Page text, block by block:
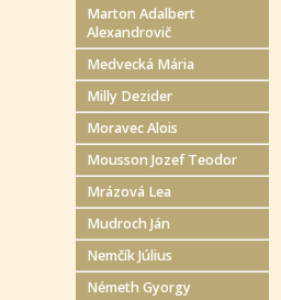
Marton Adalbert
Alexandrovič
Medvecká Mária
Milly Dezider
Moravec Alois
Mousson Jozef Teodor
Mrázová Lea
Mudroch Ján
Nemčík Július
Németh Gyorgy